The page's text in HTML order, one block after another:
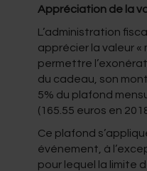
Appréciation de la
L’administration
apprécier la valeur «
permettre
du cadeau, son
5% du plafond
(165.55 euros en
Ce plafond
événement, à
pour lequel la limite